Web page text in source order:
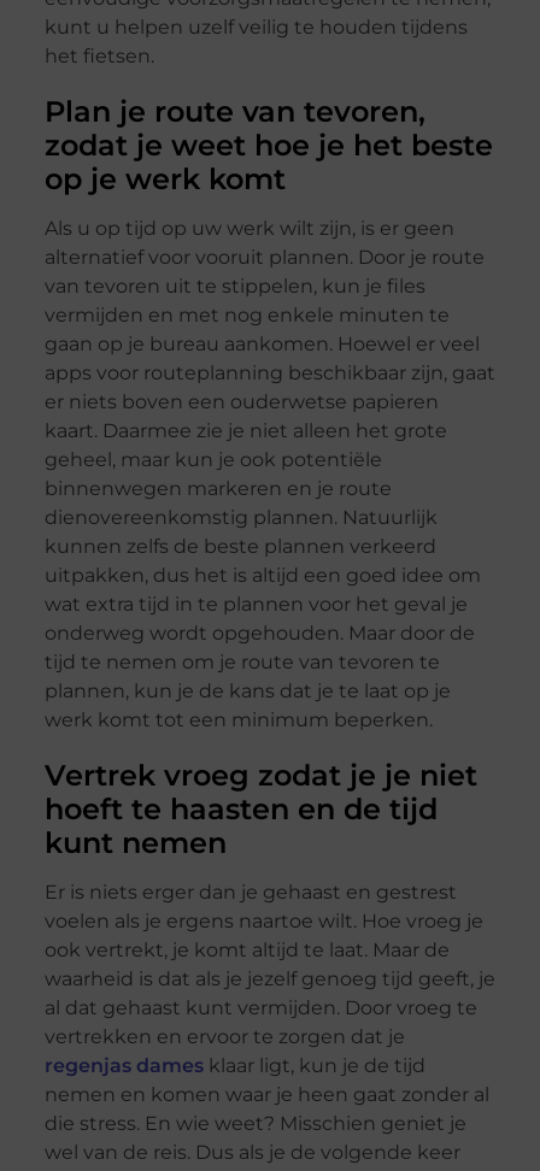
kunt u helpen uzelf veilig te houden tijdens
het fietsen.
Plan je route van tevoren,
zodat je weet hoe je het beste
op je werk komt
Als u op tijd op uw werk wilt zijn, is er geen
alternatief voor vooruit plannen. Door je route
van tevoren uit te stippelen, kun je files
vermijden en met nog enkele minuten te
gaan op je bureau aankomen. Hoewel er veel
apps voor routeplanning beschikbaar zijn, gaat
er niets boven een ouderwetse papieren
kaart. Daarmee zie je niet alleen het grote
geheel, maar kun je ook potentiële
binnenwegen markeren en je route
dienovereenkomstig plannen. Natuurlijk
kunnen zelfs de beste plannen verkeerd
uitpakken, dus het is altijd een goed idee om
wat extra tijd in te plannen voor het geval je
onderweg wordt opgehouden. Maar door de
tijd te nemen om je route van tevoren te
plannen, kun je de kans dat je te laat op je
werk komt tot een minimum beperken.
Vertrek vroeg zodat je je niet
hoeft te haasten en de tijd
kunt nemen
Er is niets erger dan je gehaast en gestrest
voelen als je ergens naartoe wilt. Hoe vroeg je
ook vertrekt, je komt altijd te laat. Maar de
waarheid is dat als je jezelf genoeg tijd geeft, je
al dat gehaast kunt vermijden. Door vroeg te
vertrekken en ervoor te zorgen dat je
regenjas damesklaar ligt, kun je de tijd
nemen en komen waar je heen gaat zonder al
die stress. En wie weet? Misschien geniet je
wel van de reis. Dus als je de volgende keer